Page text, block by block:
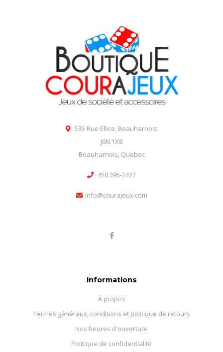
535 Rue Ellice, Beauharnois
J6N 1X8
Beauharnois, Quebec
450 395-3322
info@courajeux.com
Informations
À propos
Termes généraux, conditions et politique de retours
Nos heures d'ouverture
Politique de confidentialité